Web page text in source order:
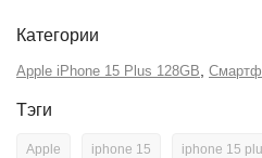
Категории
Apple iPhone 15 Plus 128GB
Тэги
Apple iphone 15 iphone 15